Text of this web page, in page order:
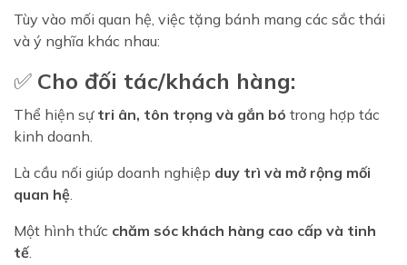
Tùy vào mối quan hệ, việc tặng bánh mang các sắc thái
và ý nghĩa khác nhau:
✅ Cho đối tác/khách hàng:
Thể hiện sự tri ân, tôn trọng và gắn bó trong hợp tác
kinh doanh.
Là cầu nối giúp doanh nghiệp duy trì và mở rộng mối
quan hệ.
Một hình thức chăm sóc khách hàng cao cấp và tinh
tế.